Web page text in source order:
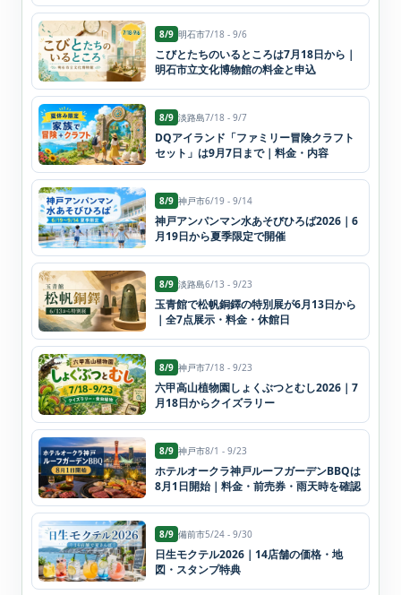
8/9 明石市7/18 - 9/6
こびとたちのいるところは7月18日から｜
明石市立文化博物館の料金と申込
8/9 淡路島7/18 - 9/7
DQアイランド「ファミリー冒険クラフト
セット」は9月7日まで｜料金・内容
8/9 神戸市6/19 - 9/14
神戸アンパンマン水あそびひろば2026｜6
月19日から夏季限定で開催
8/9 淡路島6/13 - 9/23
玉青館で松帆銅鐸の特別展が6月13日から
｜全7点展示・料金・休館日
8/9 神戸市7/18 - 9/23
六甲高山植物園しょくぶつとむし2026｜7
月18日からクイズラリー
8/9 神戸市8/1 - 9/23
ホテルオークラ神戸ルーフガーデンBBQは
8月1日開始｜料金・前売券・雨天時を確認
8/9 備前市5/24 - 9/30
日生モクテル2026｜14店舗の価格・地
図・スタンプ特典